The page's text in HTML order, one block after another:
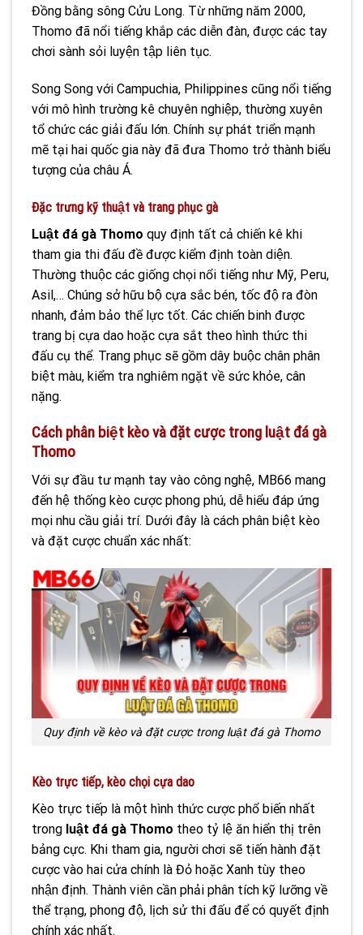
Đồng bằng sông Cửu Long. Từ những năm 2000,
Thomo đã nổi tiếng khắp các diễn đàn, được các tay
chơi sành sỏi luyện tập liên tục.
Song Song với Campuchia, Philippines cũng nổi tiếng
với mô hình trường kê chuyên nghiệp, thường xuyên
tổ chức các giải đấu lớn. Chính sự phát triển mạnh
mẽ tại hai quốc gia này đã đưa Thomo trở thành biểu
tượng của châu Á.
Đặc trưng kỹ thuật và trang phục gà
Luật đá gà Thomo quy định tất cả chiến kê khi
tham gia thi đấu đề được kiểm định toàn diện.
Thường thuộc các giống chọi nổi tiếng như Mỹ, Peru,
Asil,… Chúng sở hữu bộ cựa sắc bén, tốc độ ra đòn
nhanh, đảm bảo thể lực tốt. Các chiến binh được
trang bị cựa dao hoặc cựa sắt theo hình thức thi
đấu cụ thể. Trang phục sẽ gồm dây buộc chân phân
biệt màu, kiểm tra nghiêm ngặt về sức khỏe, cân
nặng.
Cách phân biệt kèo và đặt cược trong luật đá gà
Thomo
Với sự đầu tư mạnh tay vào công nghệ, MB66 mang
đến hệ thống kèo cược phong phú, dễ hiểu đáp ứng
mọi nhu cầu giải trí. Dưới đây là cách phân biệt kèo
và đặt cược chuẩn xác nhất:
Quy định về kèo và đặt cược trong luật đá gà Thomo
Kèo trực tiếp, kèo chọi cựa dao
Kèo trực tiếp là một hình thức cược phổ biến nhất
trong luật đá gà Thomo theo tỷ lệ ăn hiển thị trên
bảng cực. Khi tham gia, người chơi sẽ tiến hành đặt
cược vào hai cửa chính là Đỏ hoặc Xanh tùy theo
nhận định. Thành viên cần phải phân tích kỹ lưỡng về
thể trạng, phong độ, lịch sử thi đấu để có quyết định
chính xác nhất.